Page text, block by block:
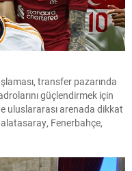
transfer pazarında
güçlendirmek için
uluslararası arenada dikkat
Fenerbahçe,
transfer çalışmalarıyla
Avrupa kulüpleri de